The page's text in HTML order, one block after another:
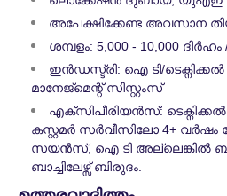
അപേക്ഷിക്കേണ്ട അവസാന
ശമ്പളം: 5,000 - 10,000
ഇൻഡസ്ട്രി: ഐ ടി/ടെക്നിക്കൽ
മാനേജ്മെന്റ് സിസ്റ്റംസ്
എക്സിപീരിയന്‍സ്:
കസ്റ്റമർ സർവീസിലോ 4+
സയൻസ്, ഐ ടി അല്ലെങ്കിൽ
ബാച്ചിലേഴ്സ് ബിരുദം.